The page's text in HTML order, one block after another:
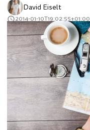
David Eiselt
2014-01-10T19:02:55+01:00